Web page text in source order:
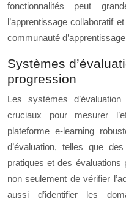
fonctionnalités peut
l’apprentissage collaboratif
communauté
Systèmes
progression
Les systèmes
cruciaux pour mesurer
plateforme e-learning
d’évaluation, telles que
pratiques et des
non seulement de vérifier
aussi d’identifier les